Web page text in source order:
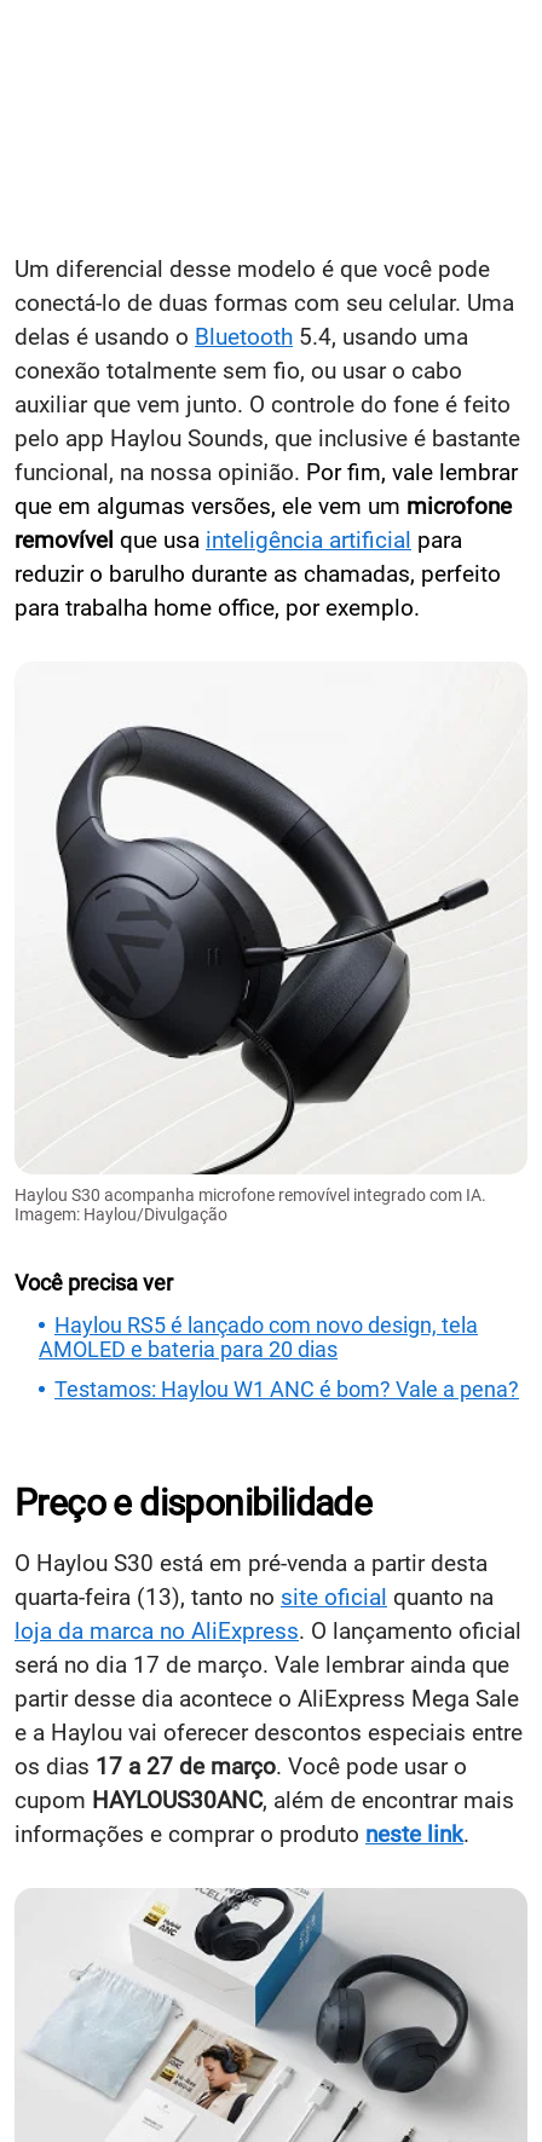
Um diferencial desse modelo é que você pode
conectá-lo de duas formas com seu celular. Uma
delas é usando o Bluetooth 5.4, usando uma
conexão totalmente sem fio, ou usar o cabo
auxiliar que vem junto. O controle do fone é feito
pelo app Haylou Sounds, que inclusive é bastante
funcional, na nossa opinião. Por fim, vale lembrar
que em algumas versões, ele vem um microfone
removível que usa inteligência artificial para
reduzir o barulho durante as chamadas, perfeito
para trabalha home office, por exemplo.
Haylou S30 acompanha microfone removível integrado com IA.
Imagem: Haylou/Divulgação
Você precisa ver
Haylou RS5 é lançado com novo design, tela
AMOLED e bateria para 20 dias
Testamos: Haylou W1 ANC é bom? Vale a pena?
Preço e disponibilidade
O Haylou S30 está em pré-venda a partir desta
quarta-feira (13), tanto no site oficial quanto na
loja da marca no AliExpress. O lançamento oficial
será no dia 17 de março. Vale lembrar ainda que
partir desse dia acontece o AliExpress Mega Sale
e a Haylou vai oferecer descontos especiais entre
os dias 17 a 27 de março. Você pode usar o
cupom HAYLOUS30ANC, além de encontrar mais
informações e comprar o produto neste link.